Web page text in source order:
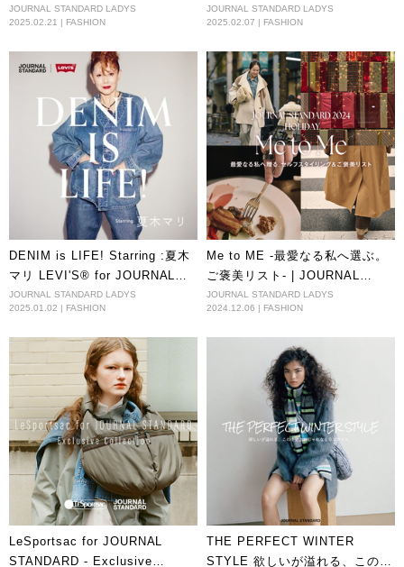
collaboration
JOURNAL STANDARD LADYS
2025.02.21 | FASHION
JOURNAL STANDARD LADYS
2025.02.07 | FASHION
DENIM is LIFE! Starring :夏木
マリ LEVI'S® for JOURNAL
STANDARD
JOURNAL STANDARD LADYS
2025.01.02 | FASHION
Me to ME -最愛なる私へ選ぶ。
ご褒美リスト- | JOURNAL
STANDARD 2024 HOLIDAY
JOURNAL STANDARD LADYS
2024.12.06 | FASHION
LeSportsac for JOURNAL
STANDARD - Exclusive
THE PERFECT WINTER
STYLE 欲しいが溢れる、この冬